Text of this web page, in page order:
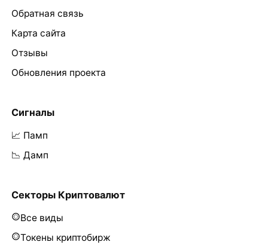
Обратная связь
Карта сайта
Отзывы
Обновления проекта
Сигналы
📈 Памп
📉 Дамп
Секторы Криптовалют
Все виды
Токены криптобирж